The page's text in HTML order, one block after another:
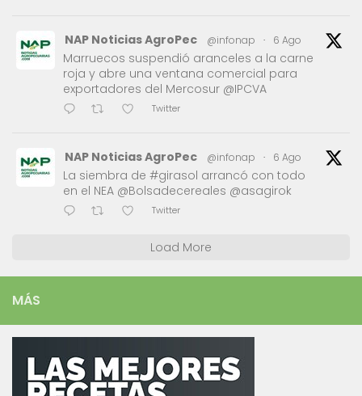
NAP Noticias AgroPec @infonap · 6 Ago
Marruecos suspendió aranceles a la carne
roja y abre una ventana comercial para
exportadores del Mercosur @IPCVA
Twitter
NAP Noticias AgroPec @infonap · 6 Ago
La siembra de #girasol arrancó con todo
en el NEA @Bolsadecereales @asagirok
Twitter
Load More
MÁS